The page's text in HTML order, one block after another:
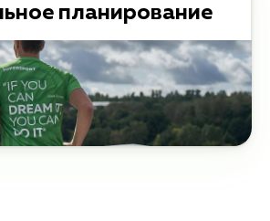
планирование